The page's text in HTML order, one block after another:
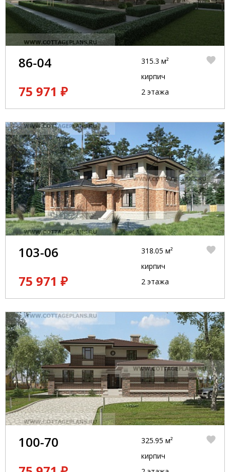
86-04
75 971 ₽
315.3 м²
кирпич
2 этажа
103-06
75 971 ₽
318.05 м²
кирпич
2 этажа
100-70
325.95 м²
кирпич